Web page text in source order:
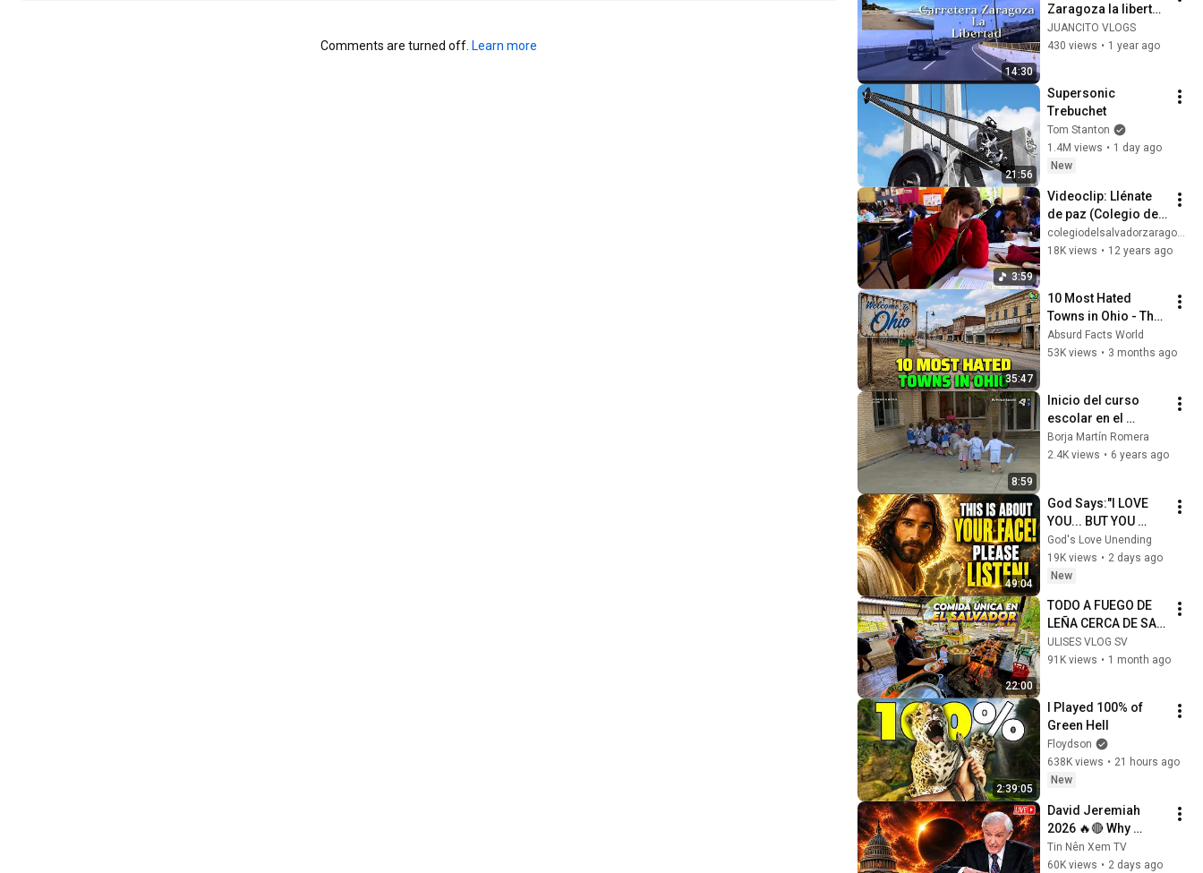
Comments are turned off. Learn more
14:30
Zaragoza la libertad
chulada El Salvador
🇸🇻
JUANCITO VLOGS
430 views • 1 year ago
21:56
Supersonic
Trebuchet
Tom Stanton
1.4M views • 1 day ago
New
3:59
Videoclip: Llénate
de paz (Colegio del
Salvador)
colegiodelsalvadorzaragoza
18K views • 12 years ago
35:47
10 Most Hated
Towns in Ohio - The
#1 Pick Will Shock
You
Absurd Facts World
53K views • 3 months ago
8:59
Inicio del curso
escolar en el
Colegio del
Salvador (Jesuitas
Borja Martín Romera
2.4K views • 6 years ago
49:04
God Says:"I LOVE
YOU... BUT YOU
MUST HEAR THIS
ABOUT
YOURSELF!"/God
Message
God's Love Unending
19K views • 2 days ago
New
22:00
TODO A FUEGO DE
LEÑA CERCA DE SAN
SALVADOR *
Merendero Sinai*
ULISES VLOG SV
91K views • 1 month ago
2:39:05
I Played 100% of
Green Hell
Floydson
638K views • 21 hours ago
New
David Jeremiah
2026 🔥🔴 Why
America Is Absent
From End Time
Tin Nên Xem TV
60K views • 2 days ago